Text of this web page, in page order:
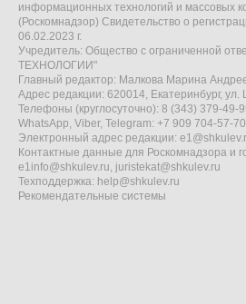
информационных технологий и массовых
(Роскомнадзор) Свидетельство о
06.02.2023 г.
Учредитель: Общество с ограниченной
ТЕХНОЛОГИИ"
Главный редактор: Малкова Марина
Адрес редакции: 620014, Екатеринбург,
Телефоны (круглосуточно): 8 (343) 379-49-
WhatsApp, Viber, Telegram: +7 909 704-57-70
Электронный адрес редакции:
Контактные данные для Роскомнадзора и
e1info@shkulev.ru, juristekat@shkulev.ru
Техподдержка: help@shkulev.ru
Рекомендательные системы